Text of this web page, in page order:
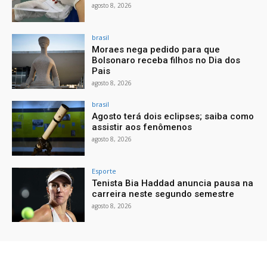
agosto 8, 2026
brasil
Moraes nega pedido para que
Bolsonaro receba filhos no Dia dos
Pais
agosto 8, 2026
brasil
Agosto terá dois eclipses; saiba como
assistir aos fenômenos
agosto 8, 2026
Esporte
Tenista Bia Haddad anuncia pausa na
carreira neste segundo semestre
agosto 8, 2026